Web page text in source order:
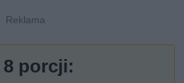
8 porcji: